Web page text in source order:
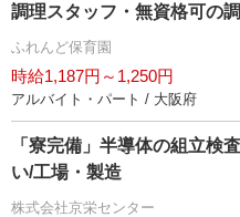
調理スタッフ・無資格可の
ふれんど保育園
時給1,187円～1,250円
アルバイト・パート / 大阪府
「寮完備」半導体の組立検
い/工場・製造
株式会社京栄センター